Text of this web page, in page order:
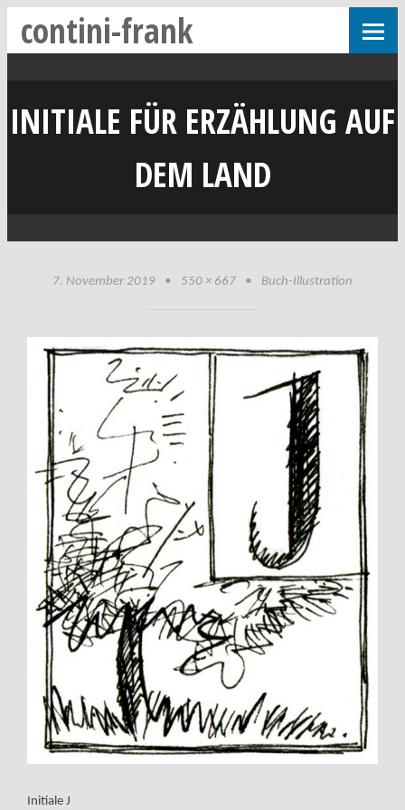
contini-frank
INITIALE FÜR ERZÄHLUNG AUF
DEM LAND
7. November 2019 • 550 × 667 • Buch-Illustration
Initiale J